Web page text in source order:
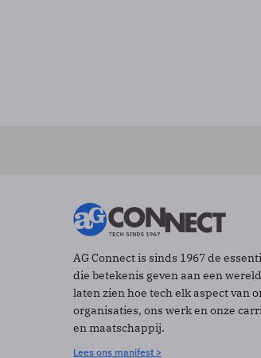
AG Connect is sinds 1967 de
die betekenis geven aan een
laten zien hoe tech elk aspect van
organisaties, ons werk en onze
en maatschappij.
Lees ons manifest >